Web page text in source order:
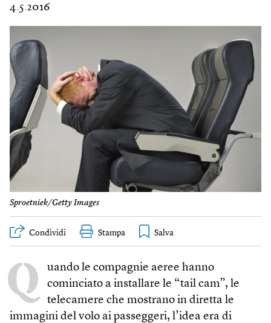
4.5.2016
Sproetniek/Getty Images
Condividi Stampa
Q uando le compagnie aeree hanno
cominciato a installare le “tail cam”, le
telecamere che mostrano in diretta le
immagini del volo ai passeggeri, l’idea era di